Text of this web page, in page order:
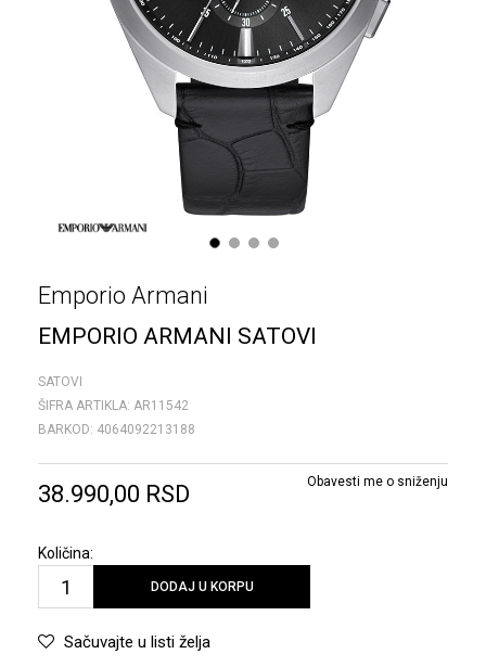
1 2 3 4
Emporio Armani
EMPORIO ARMANI SATOVI
SATOVI
ŠIFRA ARTIKLA: AR11542
BARKOD: 4064092213188
38.990,00 RSD Obavesti me o sniženju
Količina:
DODAJ U KORPU
Sačuvajte u listi želja